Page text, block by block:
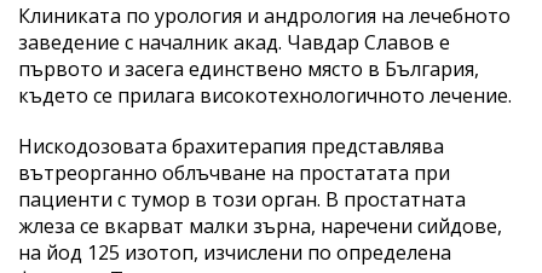
Клиниката по урология и андрология на лечебното
заведение с началник акад. Чавдар Славов е
първото и засега единствено място в България,
където се прилага високотехнологичното лечение.
Нискодозовата брахитерапия представлява
вътреорганно облъчване на простатата при
пациенти с тумор в този орган. В простатната
жлеза се вкарват малки зърна, наречени сийдове,
на йод 125 изотоп, изчислени по определена